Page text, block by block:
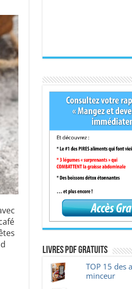
Livres pdf GRATUITS
TOP 15 des
minceur